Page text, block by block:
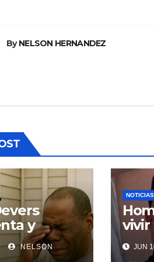
ByNELSON HERNANDEZ
y
a
en
NELSON
NOTICIAS
vivir
JUN